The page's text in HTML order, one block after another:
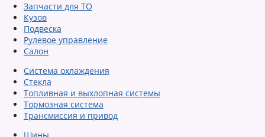
Запчасти для ТО
Кузов
Подвеска
Рулевое управление
Салон
Система охлаждения
Стекла
Топливная и выхлопная системы
Тормозная система
Трансмиссия и привод